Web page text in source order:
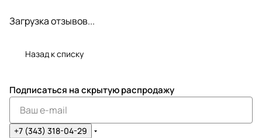
Загрузка отзывов...
Назад к списку
Подписаться на скрытую распродажу
+7 (343) 318-04-29